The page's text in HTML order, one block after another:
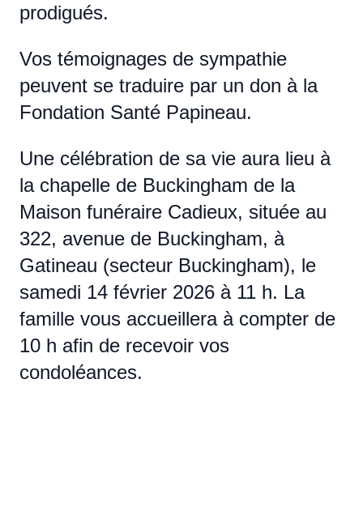
prodigués.
Vos témoignages de sympathie
peuvent se traduire par un don à la
Fondation Santé Papineau.
Une célébration de sa vie aura lieu à
la chapelle de Buckingham de la
Maison funéraire Cadieux, située au
322, avenue de Buckingham, à
Gatineau (secteur Buckingham), le
samedi 14 février 2026 à 11 h. La
famille vous accueillera à compter de
10 h afin de recevoir vos
condoléances.